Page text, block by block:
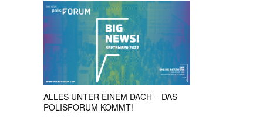
ALLES UNTER EINEM DACH – DAS
POLISFORUM KOMMT!